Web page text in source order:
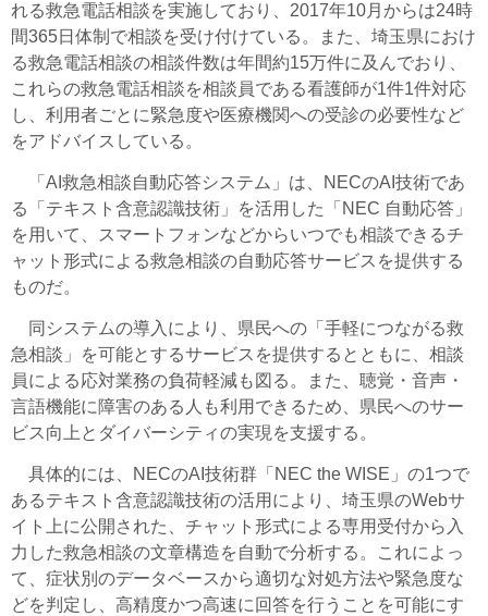
れる救急電話相談を実施しており、2017年10月からは24時
間365日体制で相談を受け付けている。また、埼玉県におけ
る救急電話相談の相談件数は年間約15万件に及んでおり、
これらの救急電話相談を相談員である看護師が1件1件対応
し、利用者ごとに緊急度や医療機関への受診の必要性など
をアドバイスしている。
「AI救急相談自動応答システム」は、NECのAI技術であ
る「テキスト含意認識技術」を活用した「NEC 自動応答」
を用いて、スマートフォンなどからいつでも相談できるチ
ャット形式による救急相談の自動応答サービスを提供する
ものだ。
同システムの導入により、県民への「手軽につながる救
急相談」を可能とするサービスを提供するとともに、相談
員による応対業務の負荷軽減も図る。また、聴覚・音声・
言語機能に障害のある人も利用できるため、県民へのサー
ビス向上とダイバーシティの実現を支援する。
具体的には、NECのAI技術群「NEC the WISE」の1つで
あるテキスト含意認識技術の活用により、埼玉県のWebサ
イト上に公開された、チャット形式による専用受付から入
力した救急相談の文章構造を自動で分析する。これによっ
て、症状別のデータベースから適切な対処方法や緊急度な
どを判定し、高精度かつ高速に回答を行うことを可能にす